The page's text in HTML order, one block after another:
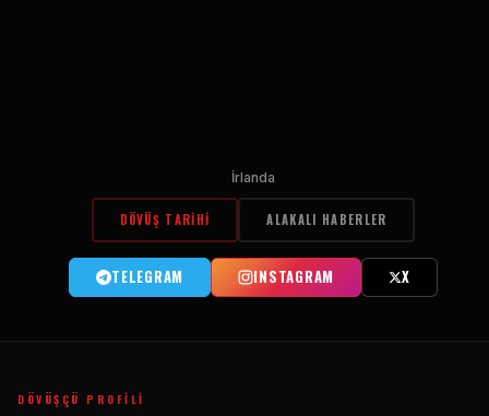
İrlanda
DÖVÜŞ TARIHI ALAKALI HABERLER
TELEGRAM INSTAGRAM X
DÖVÜŞÇÜ PROFILI